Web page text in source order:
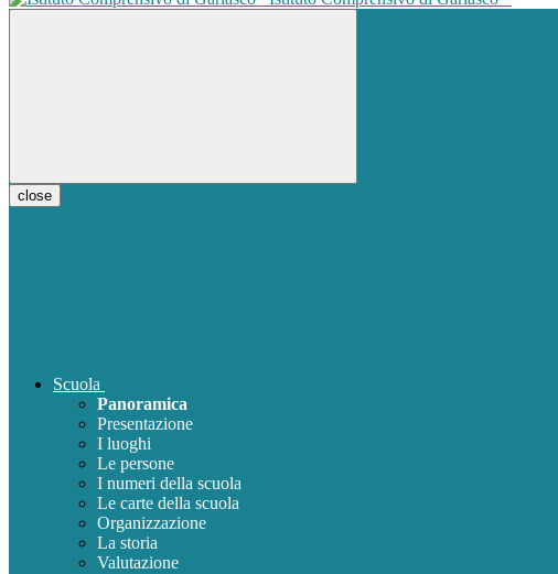
close
Scuola
Panoramica
Presentazione
I luoghi
Le persone
I numeri della scuola
Le carte della scuola
Organizzazione
La storia
Valutazione